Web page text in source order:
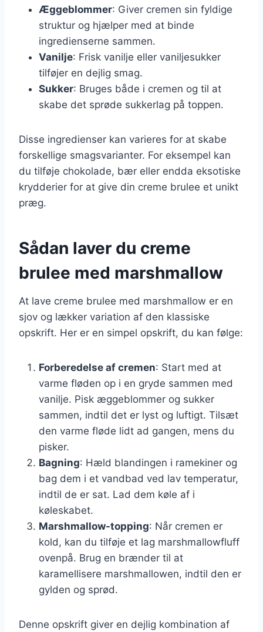
Æggeblommer: Giver cremen sin fyldige
struktur og hjælper med at binde
ingredienserne sammen.
Vanilje: Frisk vanilje eller vaniljesukker
tilføjer en dejlig smag.
Sukker: Bruges både i cremen og til at
skabe det sprøde sukkerlag på toppen.
Disse ingredienser kan varieres for at skabe
forskellige smagsvarianter. For eksempel kan
du tilføje chokolade, bær eller endda eksotiske
krydderier for at give din creme brulee et unikt
præg.
Sådan laver du creme
brulee med marshmallow
At lave creme brulee med marshmallow er en
sjov og lækker variation af den klassiske
opskrift. Her er en simpel opskrift, du kan følge:
Forberedelse af cremen: Start med at
varme fløden op i en gryde sammen med
vanilje. Pisk æggeblommer og sukker
sammen, indtil det er lyst og luftigt. Tilsæt
den varme fløde lidt ad gangen, mens du
pisker.
Bagning: Hæld blandingen i ramekiner og
bag dem i et vandbad ved lav temperatur,
indtil de er sat. Lad dem køle af i
køleskabet.
Marshmallow-topping: Når cremen er
kold, kan du tilføje et lag marshmallowfluff
ovenpå. Brug en brænder til at
karamellisere marshmallowen, indtil den er
gylden og sprød.
Denne opskrift giver en dejlig kombination af